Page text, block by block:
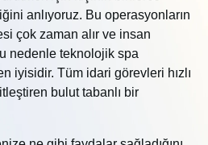
anlıyoruz. Bu operasyonların
çok zaman alır ve insan
nedenle teknolojik spa
iyisidir. Tüm idari görevleri hızlı
bulut tabanlı bir